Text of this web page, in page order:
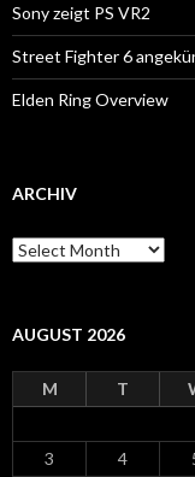
Sony zeigt PS VR2
Street Fighter 6
Elden Ring Overview
ARCHIV
Archiv
AUGUST 2026
M T
3
4